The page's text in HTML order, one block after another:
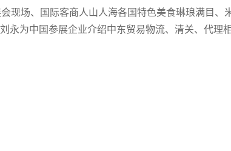
场、国际客商人山人海各国特色美食琳琅满目、
为中国参展企业介绍中东贸易物流、清关、代理